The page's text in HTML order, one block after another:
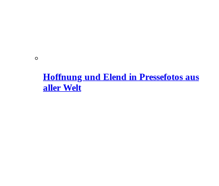
Hoffnung und Elend in Pressefotos aus
aller Welt